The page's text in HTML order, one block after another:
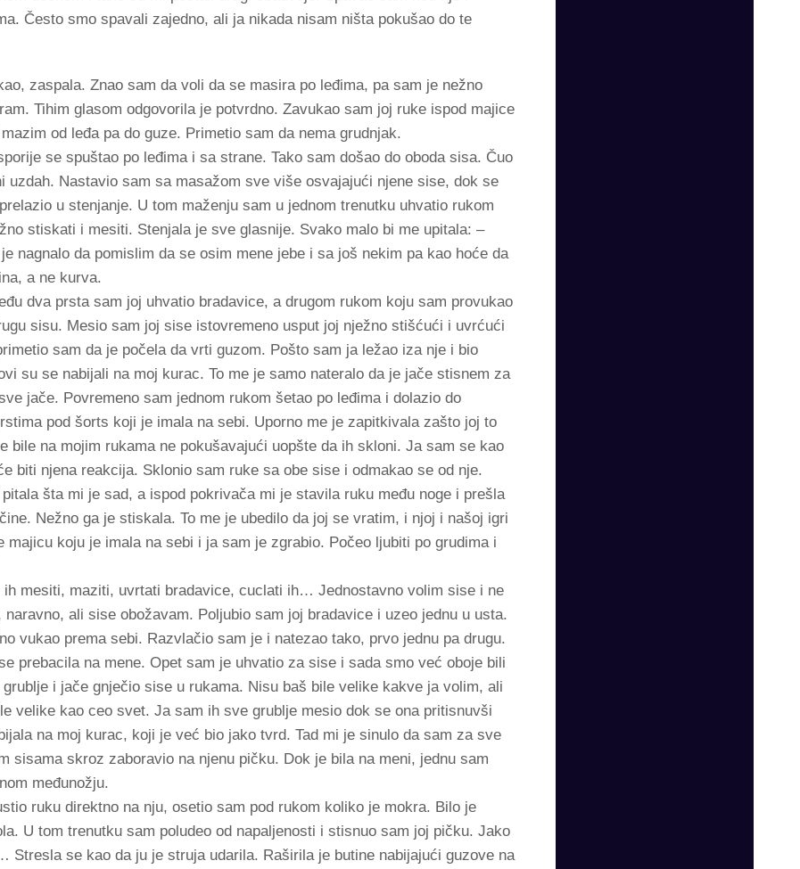
Često smo spavali zajedno, ali ja nikada nisam ništa pokušao do te
zaspala. Znao sam da voli da se masira po leđima, pa sam je nežno
Tihim glasom odgovorila je potvrdno. Zavukao sam joj ruke ispod majice
od leđa pa do guze. Primetio sam da nema grudnjak.
se spuštao po leđima i sa strane. Tako sam došao do oboda sisa. Čuo
uzdah. Nastavio sam sa masažom sve više osvajajući njene sise, dok se
u stenjanje. U tom maženju sam u jednom trenutku uhvatio rukom
stiskati i mesiti. Stenjala je sve glasnije. Svako malo bi me upitala: –
nagnalo da pomislim da se osim mene jebe i sa još nekim pa kao hoće da
a ne kurva.
dva prsta sam joj uhvatio bradavice, a drugom rukom koju sam provukao
sisu. Mesio sam joj sise istovremeno usput joj nježno stišćući i uvrćući
sam da je počela da vrti guzom. Pošto sam ja ležao iza nje i bio
su se nabijali na moj kurac. To me je samo nateralo da je jače stisnem za
jače. Povremeno sam jednom rukom šetao po leđima i dolazio do
pod šorts koji je imala na sebi. Uporno me je zapitkivala zašto joj to
bile na mojim rukama ne pokušavajući uopšte da ih skloni. Ja sam se kao
biti njena reakcija. Sklonio sam ruke sa obe sise i odmakao se od nje.
šta mi je sad, a ispod pokrivača mi je stavila ruku među noge i prešla
Nežno ga je stiskala. To me je ubedilo da joj se vratim, i njoj i našoj igri
majicu koju je imala na sebi i ja sam je zgrabio. Počeo ljubiti po grudima i
mesiti, maziti, uvrtati bradavice, cuclati ih… Jednostavno volim sise i ne
ali sise obožavam. Poljubio sam joj bradavice i uzeo jednu u usta.
vukao prema sebi. Razvlačio sam je i natezao tako, prvo jednu pa drugu.
prebacila na mene. Opet sam je uhvatio za sise i sada smo već oboje bili
i jače gnječio sise u rukama. Nisu baš bile velike kakve ja volim, ali
velike kao ceo svet. Ja sam ih sve grublje mesio dok se ona pritisnuvši
na moj kurac, koji je već bio jako tvrd. Tad mi je sinulo da sam za sve
sisama skroz zaboravio na njenu pičku. Dok je bila na meni, jednu sam
međunožju.
ruku direktno na nju, osetio sam pod rukom koliko je mokra. Bilo je
U tom trenutku sam poludeo od napaljenosti i stisnuo sam joj pičku. Jako
Stresla se kao da ju je struja udarila. Raširila je butine nabijajući guzove na